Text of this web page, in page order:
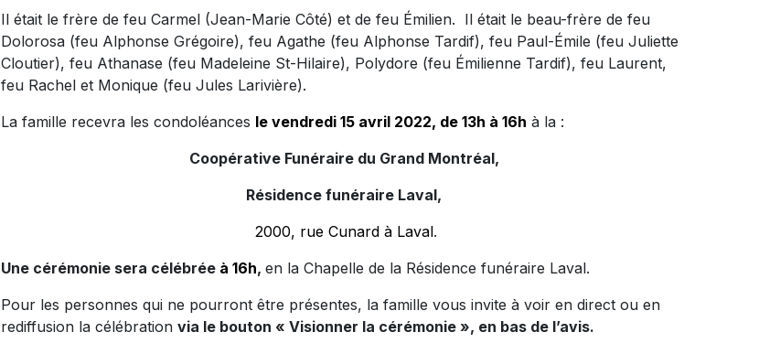
Il était le frère de feu Carmel (Jean-Marie Côté) et de feu Émilien. Il était le beau-frère de feu
Dolorosa (feu Alphonse Grégoire), feu Agathe (feu Alphonse Tardif), feu Paul-Émile (feu Juliette
Cloutier), feu Athanase (feu Madeleine St-Hilaire), Polydore (feu Émilienne Tardif), feu Laurent,
feu Rachel et Monique (feu Jules Larivière).
La famille recevra les condoléances le vendredi 15 avril 2022, de 13h à 16h à la :
Coopérative Funéraire du Grand Montréal,
Résidence funéraire Laval,
2000, rue Cunard à Laval.
Une cérémonie sera célébrée à 16h, en la Chapelle de la Résidence funéraire Laval.
Pour les personnes qui ne pourront être présentes, la famille vous invite à voir en direct ou en
rediffusion la célébration via le bouton « Visionner la cérémonie », en bas de l’avis.